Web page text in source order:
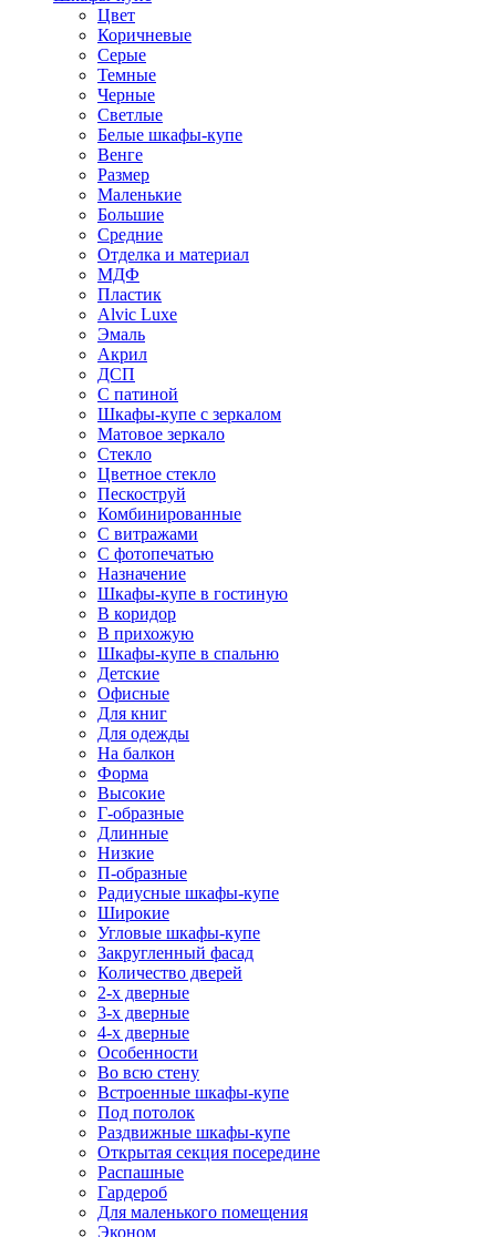
Цвет
Коричневые
Серые
Темные
Черные
Светлые
Белые шкафы-купе
Венге
Размер
Маленькие
Большие
Средние
Отделка и материал
МДФ
Пластик
Alvic Luxe
Эмаль
Акрил
ДСП
С патиной
Шкафы-купе с зеркалом
Матовое зеркало
Стекло
Цветное стекло
Пескоструй
Комбинированные
С витражами
С фотопечатью
Назначение
Шкафы-купе в гостиную
В коридор
В прихожую
Шкафы-купе в спальню
Детские
Офисные
Для книг
Для одежды
На балкон
Форма
Высокие
Г-образные
Длинные
Низкие
П-образные
Радиусные шкафы-купе
Широкие
Угловые шкафы-купе
Закругленный фасад
Количество дверей
2-х дверные
3-х дверные
4-х дверные
Особенности
Во всю стену
Встроенные шкафы-купе
Под потолок
Раздвижные шкафы-купе
Открытая секция посередине
Распашные
Гардероб
Для маленького помещения
Эконом